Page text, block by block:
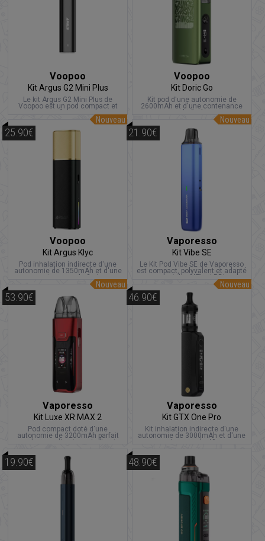
Voopoo
Kit Argus G2 Mini Plus
Le kit Argus G2 Mini Plus de
Voopoo est un pod compact et
performant
Voopoo
Kit Doric Go
Kit pod d'une autonomie de
2600mAh et d'une contenance
de 5ml
Nouveau
Voopoo
Kit Argus Klyc
Pod inhalation indirecte d'une
autonomie de 1350mAh et d'une
contenance de 3ml.
25.90€
Nouveau
Vaporesso
Kit Vibe SE
Le Kit Pod Vibe SE de Vaporesso
est compact, polyvalent et adapté
aux styles MTL et RDL.
21.90€
Nouveau
Vaporesso
Kit Luxe XR MAX 2
Pod compact doté d'une
autonomie de 3200mAh parfait
pour la vape directe ou indirecte
53.90€
Nouveau
Vaporesso
Kit GTX One Pro
Kit inhalation indirecte d'une
autonomie de 3000mAh et d'une
puissance de 40w
46.90€
19.90€ 48.90€